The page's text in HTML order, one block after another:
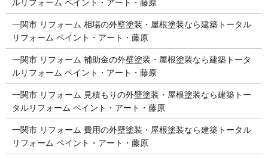
ルリフォーム ペイント・アート・藤原
一関市 リフォーム 相場の外壁塗装・屋根塗装なら建築トータル
リフォーム ペイント・アート・藤原
一関市 リフォーム 補助金の外壁塗装・屋根塗装なら建築トータ
ルリフォーム ペイント・アート・藤原
一関市 リフォーム 見積もりの外壁塗装・屋根塗装なら建築トー
タルリフォーム ペイント・アート・藤原
一関市 リフォーム 費用の外壁塗装・屋根塗装なら建築トータル
リフォーム ペイント・アート・藤原